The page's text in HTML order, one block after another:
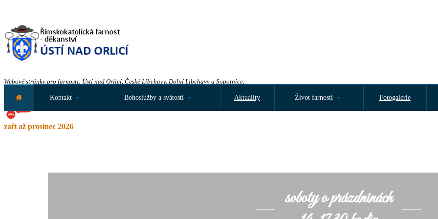
Webové stránky pro farnosti: Ústí nad Orlicí, České Libchavy, Dolní Libchavy a Sopotnice.
září až prosinec 2026
Kontakt Bohoslužby a svátosti Aktuality Život farnosti Fotogalerie
soboty o prázdninách